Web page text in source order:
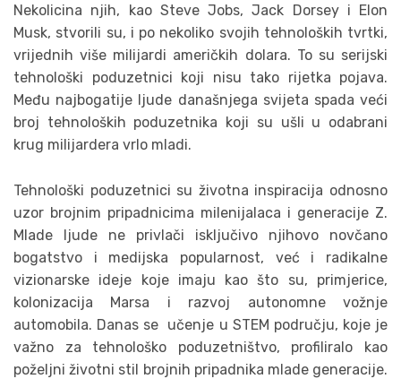
Nekolicina njih, kao Steve Jobs, Jack Dorsey i Elon
Musk, stvorili su, i po nekoliko svojih tehnoloških tvrtki,
vrijednih više milijardi američkih dolara. To su serijski
tehnološki poduzetnici koji nisu tako rijetka pojava.
Među najbogatije ljude današnjega svijeta spada veći
broj tehnoloških poduzetnika koji su ušli u odabrani
krug milijardera vrlo mladi.
Tehnološki poduzetnici su životna inspiracija odnosno
uzor brojnim pripadnicima milenijalaca i generacije Z.
Mlade ljude ne privlači isključivo njihovo novčano
bogatstvo i medijska popularnost, već i radikalne
vizionarske ideje koje imaju kao što su, primjerice,
kolonizacija Marsa i razvoj autonomne vožnje
automobila. Danas se učenje u STEM području, koje je
važno za tehnološko poduzetništvo, profiliralo kao
poželjni životni stil brojnih pripadnika mlade generacije.